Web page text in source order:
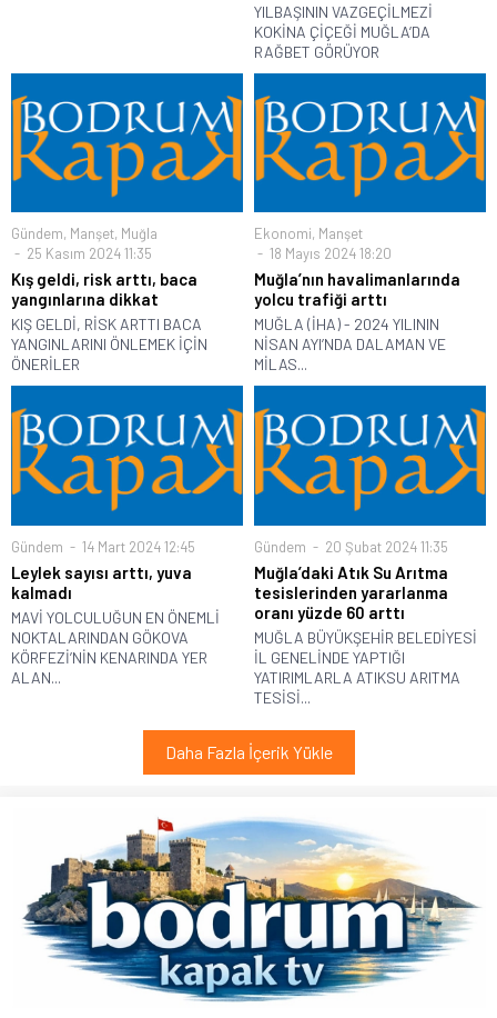
YILBAŞININ VAZGEÇİLMEZİ
KOKİNA ÇİÇEĞİ MUĞLA’DA
RAĞBET GÖRÜYOR
Gündem, Manşet, Muğla
25 Kasım 2024 11:35
Kış geldi, risk arttı, baca
yangınlarına dikkat
KIŞ GELDİ, RİSK ARTTI BACA
YANGINLARINI ÖNLEMEK İÇİN
ÖNERİLER
Ekonomi, Manşet
18 Mayıs 2024 18:20
Muğla’nın havalimanlarında
yolcu trafiği arttı
MUĞLA (İHA) - 2024 YILININ
NİSAN AYI’NDA DALAMAN VE
MİLAS...
Gündem 14 Mart 2024 12:45
Leylek sayısı arttı, yuva
kalmadı
MAVİ YOLCULUĞUN EN ÖNEMLİ
NOKTALARINDAN GÖKOVA
KÖRFEZİ’NİN KENARINDA YER
ALAN...
Gündem 20 Şubat 2024 11:35
Muğla’daki Atık Su Arıtma
tesislerinden yararlanma
oranı yüzde 60 arttı
MUĞLA BÜYÜKŞEHİR BELEDİYESİ
İL GENELİNDE YAPTIĞI
YATIRIMLARLA ATIKSU ARITMA
TESİSİ...
Daha Fazla İçerik Yükle